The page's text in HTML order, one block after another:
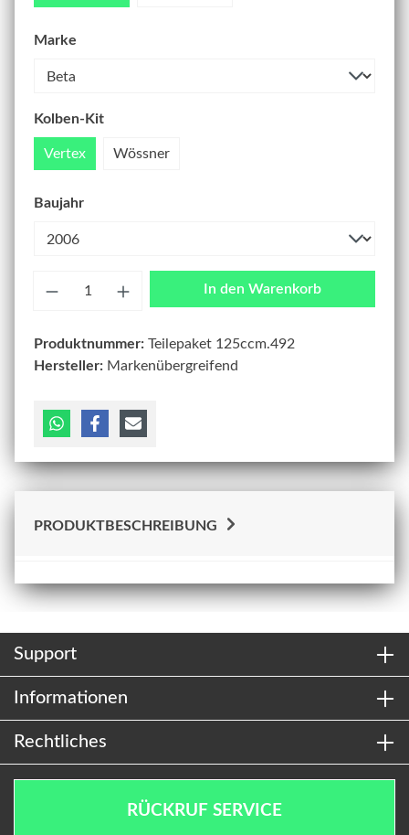
Marke
Kolben-Kit
Vertex Wössner
Baujahr
In den Warenkorb
Produktnummer: Teilepaket 125ccm.492
Hersteller: Markenübergreifend
PRODUKTBESCHREIBUNG
Support
Informationen
Rechtliches
RÜCKRUF SERVICE